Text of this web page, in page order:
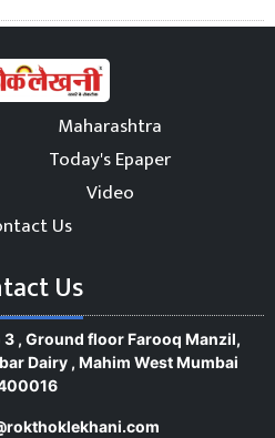
Maharashtra
Today's Epaper
Video
Us
Us
, Ground floor Farooq Manzil,
Dairy , Mahim West Mumbai